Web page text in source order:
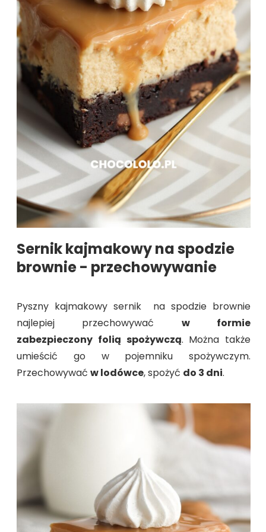
Sernik kajmakowy na spodzie
brownie - przechowywanie
Pyszny kajmakowy sernik na spodzie brownie
najlepiej przechowywać w formie
zabezpieczony folią spożywczą. Można także
umieścić go w pojemniku spożywczym.
Przechowywać w lodówce, spożyć do 3 dni.